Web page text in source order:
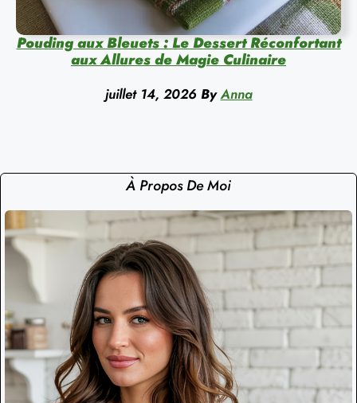
Pouding aux Bleuets : Le Dessert Réconfortant
aux Allures de Magie Culinaire
juillet 14, 2026 By Anna
À Propos De Moi